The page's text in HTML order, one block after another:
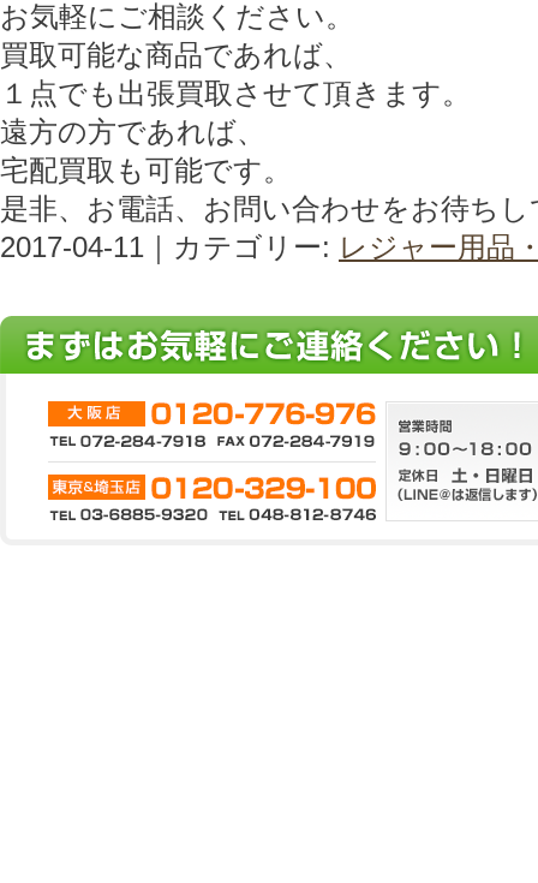
お気軽にご相談ください。
買取可能な商品であれば、
１点でも出張買取させて頂きます。
遠方の方であれば、
宅配買取も可能です。
是非、お電話、お問い合わせをお待ち
2017-04-11｜カテゴリー: レジャー用品